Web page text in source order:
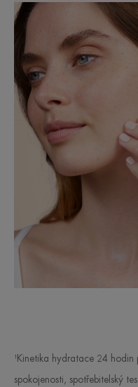
¹Kinetika hydratace 24
spokojenosti, spotřebitelský